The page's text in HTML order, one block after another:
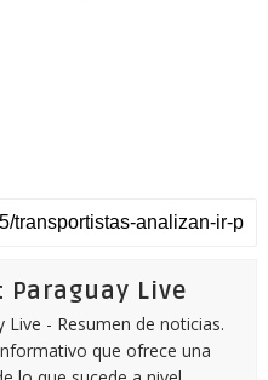
Paraguay Live
Live - Resumen de noticias.
que ofrece una